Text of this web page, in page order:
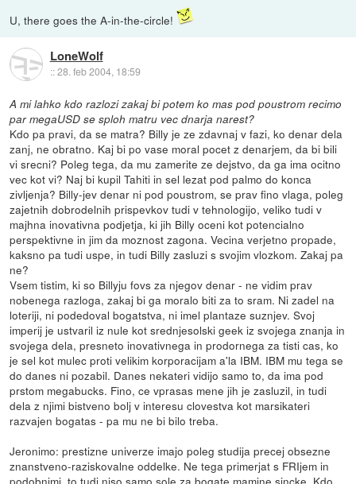
U, there goes the A-in-the-circle!
LoneWolf
::28. feb 2004, 18:59
A mi lahko kdo razlozi zakaj bi potem ko mas pod poustrom recimo
par megaUSD se sploh matru vec dnarja narest?
Kdo pa pravi, da se matra? Billy je ze zdavnaj v fazi, ko denar dela
zanj, ne obratno. Kaj bi po vase moral pocet z denarjem, da bi bili
vi srecni? Poleg tega, da mu zamerite ze dejstvo, da ga ima ocitno
vec kot vi? Naj bi kupil Tahiti in sel lezat pod palmo do konca
zivljenja? Billy-jev denar ni pod poustrom, se prav fino vlaga, poleg
zajetnih dobrodelnih prispevkov tudi v tehnologijo, veliko tudi v
majhna inovativna podjetja, ki jih Billy oceni kot potencialno
perspektivne in jim da moznost zagona. Vecina verjetno propade,
kaksno pa tudi uspe, in tudi Billy zasluzi s svojim vlozkom. Zakaj pa
ne?
Vsem tistim, ki so Billyju fovs za njegov denar - ne vidim prav
nobenega razloga, zakaj bi ga moralo biti za to sram. Ni zadel na
loteriji, ni podedoval bogatstva, ni imel plantaze suznjev. Svoj
imperij je ustvaril iz nule kot srednjesolski geek iz svojega znanja in
svojega dela, presneto inovativnega in prodornega za tisti cas, ko
je sel kot mulec proti velikim korporacijam a'la IBM. IBM mu tega se
do danes ni pozabil. Danes nekateri vidijo samo to, da ima pod
prstom megabucks. Fino, ce vprasas mene jih je zasluzil, in tudi
dela z njimi bistveno bolj v interesu clovestva kot marsikateri
razvajen bogatas - pa mu ne bi bilo treba.
Jeronimo: prestizne univerze imajo poleg studija precej obsezne
znanstveno-raziskovalne oddelke. Ne tega primerjat s FRIjem in